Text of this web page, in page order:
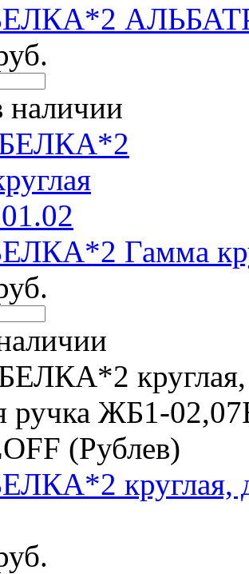
наличии
Гамма
круглая,